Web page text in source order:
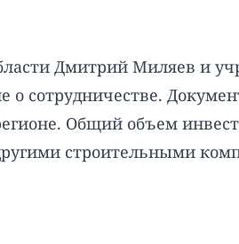
Дмитрий Миляев и
сотрудничестве.
Общий объем
строительными